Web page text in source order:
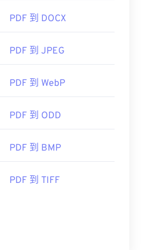
PDF 到 DOCX
PDF 到 JPEG
PDF 到 WebP
PDF 到 ODD
PDF 到 BMP
PDF 到 TIFF